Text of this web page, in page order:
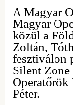
A Magyar
Magyar
közül a
Zoltán,
fesztiválon
Silent
Operatőrök
Péter.